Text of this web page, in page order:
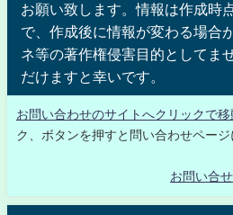
お願い致します。情報は作成時
で、作成後に情報が変わる場合
ネ等の著作権侵害目的としてま
だけますと幸いです。
お問い合わせのサイトへクリックで移
ク、ボタンを押すと問い合わせページ
お問い合せ